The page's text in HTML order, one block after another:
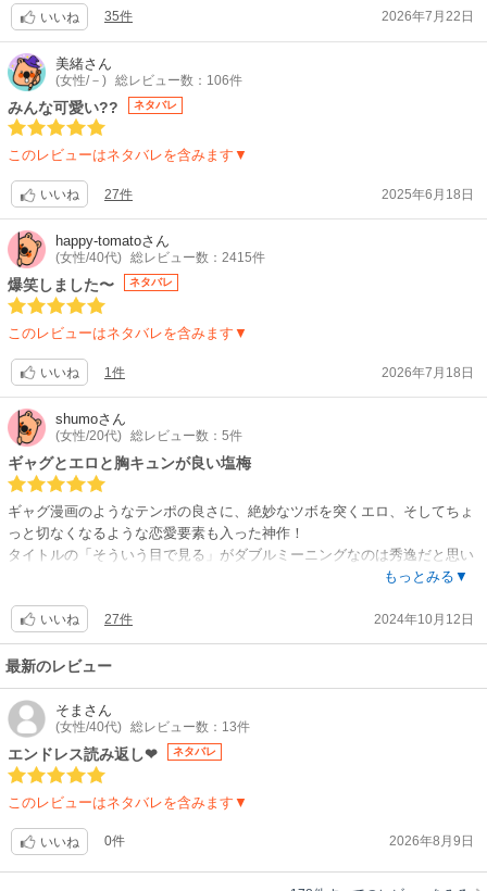
いいね 35件 2026年7月22日
美緒さん
(女性/－) 総レビュー数：106件
みんな可愛い?? ネタバレ
このレビューはネタバレを含みます▼
いいね 27件 2025年6月18日
happy-tomatoさん
(女性/40代) 総レビュー数：2415件
爆笑しました〜 ネタバレ
このレビューはネタバレを含みます▼
いいね 1件 2026年7月18日
shumoさん
(女性/20代) 総レビュー数：5件
ギャグとエロと胸キュンが良い塩梅
ギャグ漫画のようなテンポの良さに、絶妙なツボを突くエロ、そしてちょ
っと切なくなるような恋愛要素も入った神作！
タイトルの「そういう目で見る」がダブルミーニングなのは秀逸だと思い
陽キャイケメン(池沢くん)が巨乳地味子ちゃん(江口さん)に振り回される構
図がひたすら可愛い。
池沢くんの表情が豊かで、江口さんに悶々としたり嫉妬したり、圧倒的ヒ
ロイン力を感じます。
基本江口さんが池沢くんより一枚上手なことが多いですが、ときどき江口
さんも池沢くんにドギマギしてる描写があったりして、2人が惹かれ合う
様子が焦れったくて面白いです。
単行本限定の描き下ろしで補足されている内容がとても良いので、アプリ
で連載を追ってる方もこちらの単行本の購入をおすすめします！
もっとみる▼
いいね 27件 2024年10月12日
最新のレビュー
そま さん
(女性/40代) 総レビュー数：13件
エンドレス読み返し❤ ネタバレ
このレビューはネタバレを含みます▼
いいね 0件 2026年8月9日